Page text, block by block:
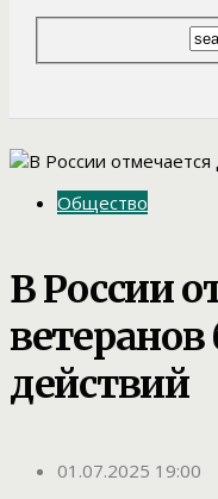
Общество
В России
действий
01.07.2025 19:00